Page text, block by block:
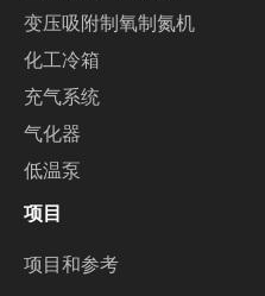
变压吸附制氧制氮机
化工冷箱
充气系统
气化器
低温泵
项目
项目和参考